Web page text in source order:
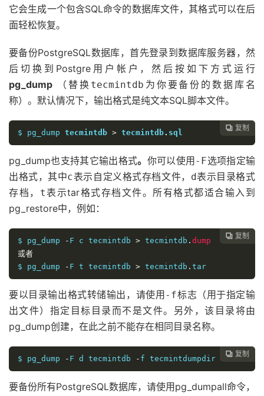
它会生成一个包含SQL命令的数据库文件，其格式可以在后
面轻松恢复。
要备份PostgreSQL数据库，首先登录到数据库服务器，然
后切换到Postgre用户帐户，然后按如下方式运行
pg_dump （替换 tecmintdb 为你要备份的数据库名
称）。默认情况下，输出格式是纯文本SQL脚本文件。
 复制
$ pg_dump tecmintdb > tecmintdb. sql
pg_dump也支持其它输出格式。 你可以使用 -F选项指定输
出格式，其中c表示自定义格式存档文件， d表示目录格式
存档，
t表示tar格式存档文件。所有格式都适合输入到
pg_restore中，例如：
 复制
$ pg_dump - F c tecmintdb > tecmintdb . dump
或者
$ pg_dump
- F t tecmintdb > tecmintdb . tar
要以目录输出格式转储输出，请使用 -f标志（用于指定输
出文件）指定目标目录而不是文件。另外，该目录将由
pg_dump创建，在此之前不能存在相同目录名称。
 复制
$ pg_dump - F d tecmintdb - f tecmintdumpdir
要备份所有PostgreSQL数据库，请使用pg_dumpall命令，